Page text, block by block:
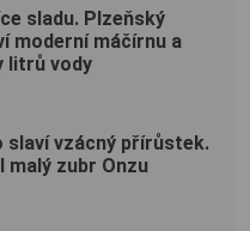
sladu. Plzeňský
moderní máčírnu a
litrů vody
slaví vzácný přírůstek.
malý zubr Onzu